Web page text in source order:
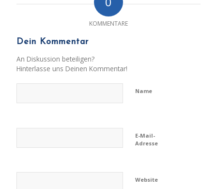
KOMMENTARE
Dein Kommentar
An Diskussion beteiligen?
Hinterlasse uns Deinen Kommentar!
Name
E-Mail-
Adresse
Website